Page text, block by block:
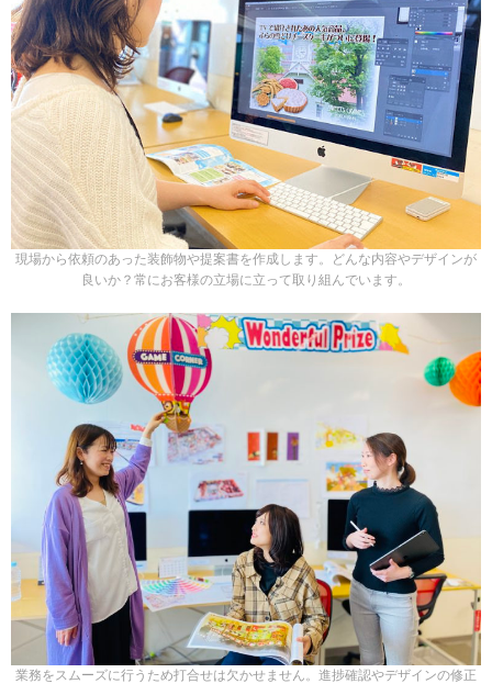
現場から依頼のあった装飾物や提案書を作成します。どんな内容やデザインが
良いか？常にお客様の立場に立って取り組んでいます。
業務をスムーズに行うため打合せは欠かせません。進捗確認やデザインの修正